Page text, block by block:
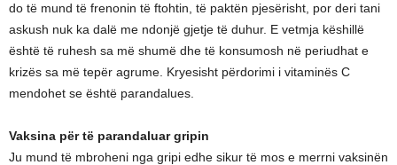
do të mund të frenonin të ftohtin, të paktën pjesërisht, por deri tani
askush nuk ka dalë me ndonjë gjetje të duhur. E vetmja këshillë
është të ruhesh sa më shumë dhe të konsumosh në periudhat e
krizës sa më tepër agrume. Kryesisht përdorimi i vitaminës C
mendohet se është parandalues.
Vaksina për të parandaluar gripin
Ju mund të mbroheni nga gripi edhe sikur të mos e merrni vaksinën